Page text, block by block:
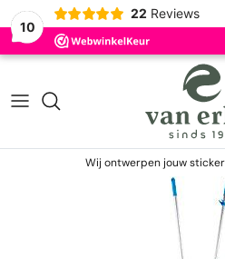
10
22 Reviews
Ga naar inhoud
Wij ontwerpen jouw
Ga direct naar productinformatie